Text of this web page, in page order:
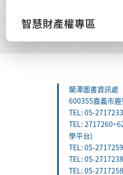
智慧財產權專區
蘭潭圖書資訊處
600355嘉義市
TEL: 05-
TEL:
學平台)
TEL: 05-
TEL: 05-
TEL: 05-